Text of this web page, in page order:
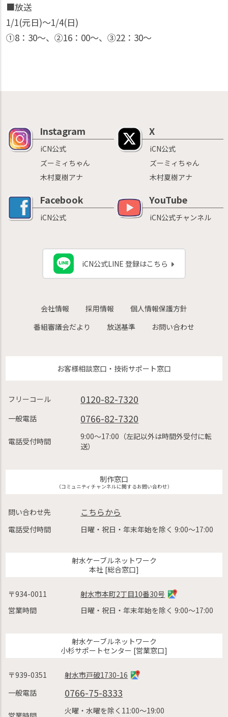
■放送
1/1(元日)〜1/4(日)
①8：30〜、②16：00〜、③22：30〜
Instagram
iCN公式
ズーミィちゃん
木村夏樹アナ
X
iCN公式
ズーミィちゃん
木村夏樹アナ
Facebook
iCN公式
YouTube
iCN公式チャンネル
iCN公式LINE 登録はこちら
会社情報 採用情報
個人情報保護方針
番組審議会だより
放送基準 お問い合わせ
お客様相談窓口・技術サポート窓口
フリーコール 0120-82-7320
一般電話 0766-82-7320
電話受付時間
9:00〜17:00（左記以外は時間外受付に転
送）
制作窓口
（コミュニティチャンネルに関するお問い合わせ）
問い合わせ先 こちらから
電話受付時間 日曜・祝日・年末年始を除く 9:00〜17:00
射水ケーブルネットワーク
本社 [総合窓口]
〒934-0011
射水市本町2丁目10番30号
営業時間
日曜・祝日・年末年始を除く 9:00〜17:00
射水ケーブルネットワーク
小杉サポートセンター [営業窓口]
〒939-0351
射水市戸破1730-16
一般電話
0766-75-8333
火曜・水曜を除く11:00〜19:00